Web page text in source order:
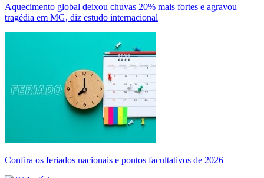
Aquecimento global deixou chuvas 20% mais fortes e agravou
tragédia em MG, diz estudo internacional
Confira os feriados nacionais e pontos facultativos de 2026